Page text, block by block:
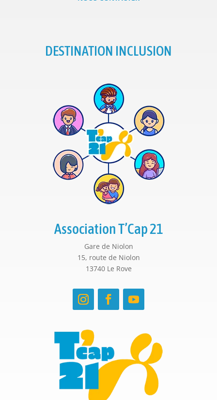
DESTINATION INCLUSION
Association T’Cap 21
Gare de Niolon
15, route de Niolon
13740 Le Rove